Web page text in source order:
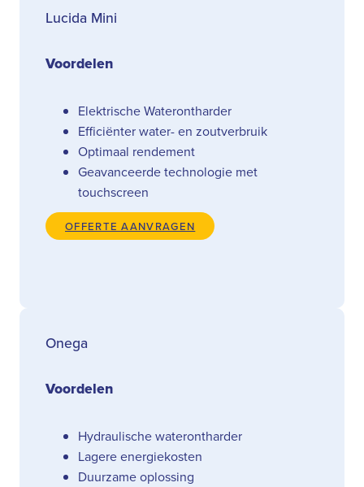
Lucida Mini
Voordelen
Elektrische Waterontharder
Efficiënter water- en zoutverbruik
Optimaal rendement
Geavanceerde technologie met
touchscreen
OFFERTE AANVRAGEN
Onega
Voordelen
Hydraulische waterontharder
Lagere energiekosten
Duurzame oplossing